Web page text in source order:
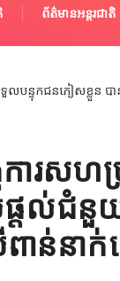
ព័ត៌មានអន្តរជាតិ
គការ
មផ្តល់ជំ
ន់នាក់